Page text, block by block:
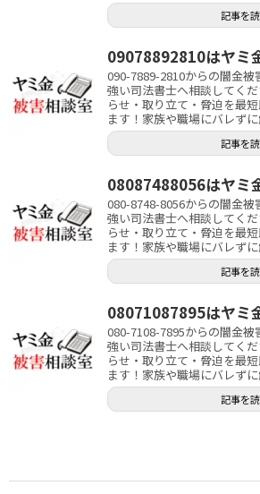
記事を
09078892810はヤミ
090-7889-2810からの闇金
強い司法書士へ相談してく
らせ・取り立て・脅迫を最
ます！家族や職場にバレずに
記事を
08087488056はヤミ
080-8748-8056からの闇金
強い司法書士へ相談してく
らせ・取り立て・脅迫を最
ます！家族や職場にバレずに
記事を
08071087895はヤミ
080-7108-7895からの闇金
強い司法書士へ相談してく
らせ・取り立て・脅迫を最
ます！家族や職場にバレずに
記事を